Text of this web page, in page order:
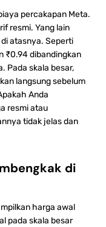
percakapan Meta.
resmi. Yang lain
atasnya. Seperti
₹0.94 dibandingkan
Pada skala besar,
langsung sebelum
Anda
resmi atau
tidak jelas dan
di
harga awal
pada skala besar